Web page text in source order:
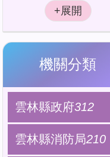
機關分類
雲林縣政府312
雲林縣消防局210